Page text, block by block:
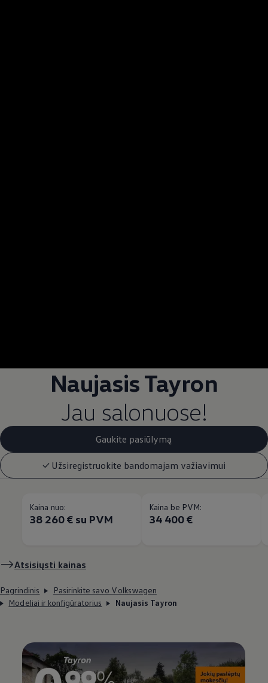
Naujasis Tayron
Jau salonuose!
Gaukite pasiūlymą
Užsiregistruokite bandomajam važiavimui
Kaina nuo:
38 260 € su PVM
Kaina be PVM:
34 400 €
Atsisiųsti kainas
Pagrindinis
Pasirinkite savo Volkswagen
Modeliai ir konfigūratorius
Naujasis Tayron